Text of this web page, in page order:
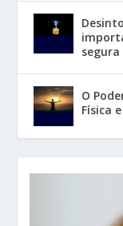
segura
O
Física